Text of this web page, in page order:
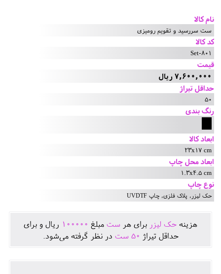
نام کالا
ست سررسید و تقویم رومیزی
کد کالا
Set-801
قیمت
7,600,000 ریال
حداقل تیراژ
50
رنگ بندی
ابعاد کالا
23x17 cm
ابعاد محل چاپ
1.3x4.5 cm
نوع چاپ
حک لیزر, پلاک فلزی, چاپ UVDTF
هزينه حک لیزر برای هر ست مبلغ 100000 ريال و برای
حداقل تيراژ 50 ست در نظر گرفته می‌شود.